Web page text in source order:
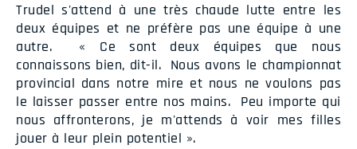
Trudel s'attend à une très chaude lutte entre les
deux équipes et ne préfère pas une équipe à une
autre. « Ce sont deux équipes que nous
connaissons bien, dit-il. Nous avons le championnat
provincial dans notre mire et nous ne voulons pas
le laisser passer entre nos mains. Peu importe qui
nous affronterons, je m'attends à voir mes filles
jouer à leur plein potentiel ».